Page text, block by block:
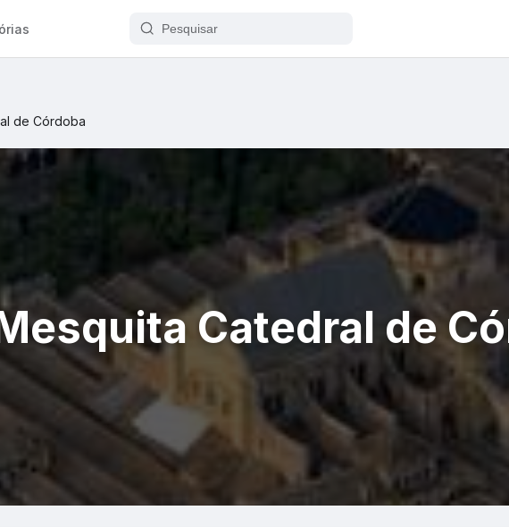
de Córdoba
Catedral de